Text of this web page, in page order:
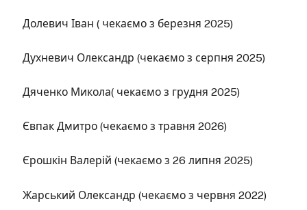
Долевич Іван ( чекаємо з березня 2025)
Духневич Олександр (чекаємо з серпня 2025)
Дяченко Микола( чекаємо з грудня 2025)
Євпак Дмитро (чекаємо з травня 2026)
Єрошкін Валерій (чекаємо з 26 липня 2025)
Жарський Олександр (чекаємо з червня 2022)